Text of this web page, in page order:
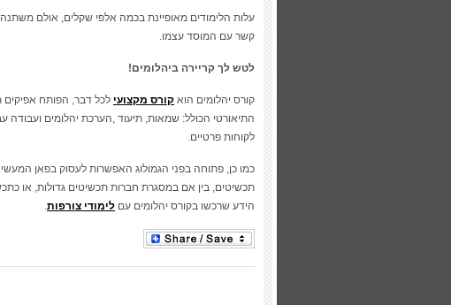
עלות הלימודים מאופיינת בכמה אלפי שקלים, אולם משתנה
קשר עם המוסד עצמו.
לטש לך קריירה ביהלומים!
קורס יהלומים הוא קורס מקצועי לכל דבר, הפותח אפיקים
התיאורטי הכולל: שמאות, תיעוד ,הערכת יהלומים ועבודה
לקוחות פרטיים.
כמו כן, פתוחה בפני הגמולוג האפשרות לעסוק בפאן
תכשיטים, בין אם במסגרת חברות תכשיטים גדולות, או
הידע שרכשו בקורס יהלומים עם לימודי צורפות.